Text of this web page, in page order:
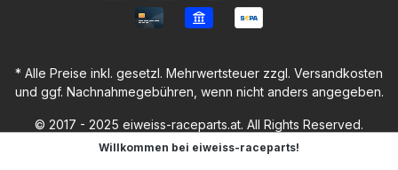
* Alle Preise inkl. gesetzl. Mehrwertsteuer zzgl. Versandkosten
und ggf. Nachnahmegebühren, wenn nicht anders angegeben.
© 2017 - 2025 eiweiss-raceparts.at. All Rights Reserved.
Willkommen bei eiweiss-raceparts!